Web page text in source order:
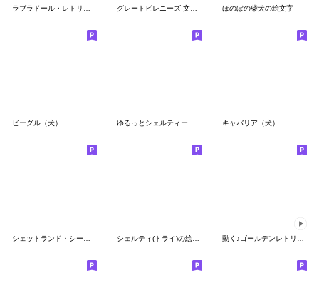
ほのぼの柴犬の絵文字
ビーグル（犬） ゆるっとシェルティー（セーブル） キャバリア（犬）